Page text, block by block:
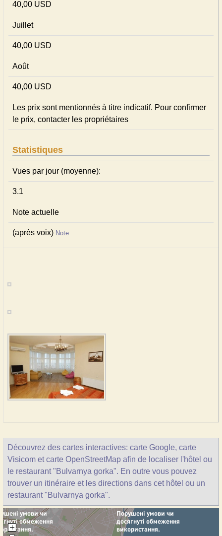
40,00 USD
Juillet
40,00 USD
Août
40,00 USD
Les prix sont mentionnés à titre indicatif. Pour confirmer
le prix, contacter les propriétaires
Statistiques
Vues par jour (moyenne):
3.1
Note actuelle
(après voix) Note
Découvrez des cartes interactives: carte Google, carte
Visicom et carte OpenStreetMap afin de localiser l'hôtel ou
le restaurant "Bulvarnya gorka". En outre vous pouvez
trouver un itinéraire et les directions dans cet hôtel ou un
restaurant "Bulvarnya gorka".